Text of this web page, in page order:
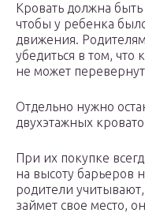
Кровать должна
чтобы у ребенка
движения.
убедиться в том, что
не может
Отдельно нужно
двухэтажных
При их покупке
на высоту барьеров
родители учитывают,
займет свое место,